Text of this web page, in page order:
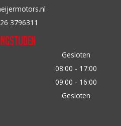
3796311
Gesloten
08:00 - 17:00
09:00 - 16:00
Gesloten